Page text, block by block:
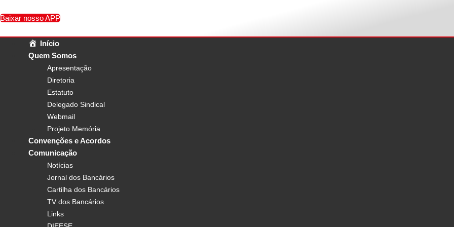
para
conteúdo
Baixar nosso APP
Início
Quem Somos
Apresentação
Diretoria
Estatuto
Delegado Sindical
Webmail
Projeto Memória
Convenções e Acordos
Comunicação
Notícias
Jornal dos Bancários
Cartilha dos Bancários
TV dos Bancários
Links